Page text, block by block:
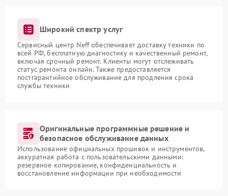
Широкий спектр услуг
Сервисный центр Neff обеспечивает доставку техники по
всей РФ, бесплатную диагностику и качественный ремонт,
включая срочный ремонт. Клиенты могут отслеживать
статус ремонта онлайн. Также предоставляется
постгарантийное обслуживание для продления срока
службы техники
Оригинальные программные решение и
безопасное обслуживание данных
Использование официальных прошивок и инструментов,
аккуратная работа с пользовательскими данными:
резервное копирование, конфиденциальность и
восстановление информации при необходимости